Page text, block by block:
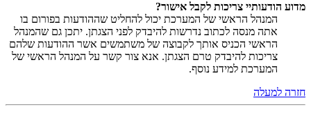
מדוע הודעותיי צריכות לקבל אישור?
המנהל הראשי של המערכת יכול להחליט שההודעות בפורום בו
אתה מנסה לכתוב נדרשות להיבדק לפני הצגתן. יתכן גם שהמנהל
הראשי הכניס אותך לקבוצה של משתמשים אשר ההודעות שלהם
צריכות להיבדק טרם הצגתן. אנא צור קשר על המנהל הראשי של
המערכת למידע נוסף.
חזרה למעלה